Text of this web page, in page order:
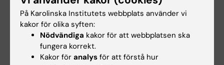
frågor för universitetet under vinjetten "Rektor just
nu". Hennes texter publiceras bland annat på
sidanAktuellt från universitetsledningen
och
i nyhetsbrevet KI-nytt till KI:s medarbetare.
Tidigare publicerade texter finnas att läsa i
På Karolinska Institutets webbplats använder vi
kakor för olika syften:
Nödvändiga kakor för att webbplatsen ska
fungera korrekt.
Kakor för analys för att förstå hur